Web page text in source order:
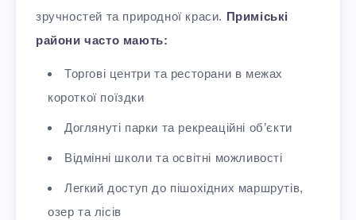
зручностей та природної краси. Приміські
райони часто мають:
Торгові центри та ресторани в межах
короткої поїздки
Доглянуті парки та рекреаційні об’єкти
Відмінні школи та освітні можливості
Легкий доступ до пішохідних маршрутів,
озер та лісів